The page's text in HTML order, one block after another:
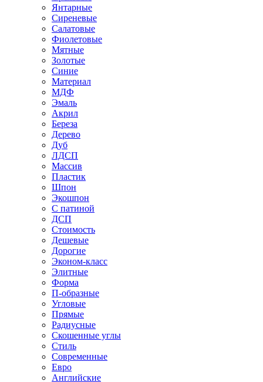
Янтарные
Сиреневые
Салатовые
Фиолетовые
Мятные
Золотые
Синие
Материал
МДФ
Эмаль
Акрил
Береза
Дерево
Дуб
ЛДСП
Массив
Пластик
Шпон
Экошпон
С патиной
ДСП
Стоимость
Дешевые
Дорогие
Эконом-класс
Элитные
Форма
П-образные
Угловые
Прямые
Радиусные
Скошенные углы
Стиль
Современные
Евро
Английские